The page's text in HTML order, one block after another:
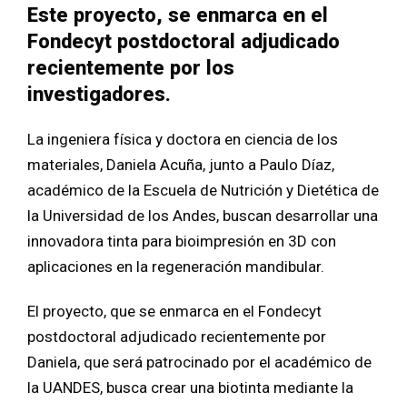
Este proyecto, se enmarca en el
Fondecyt postdoctoral adjudicado
recientemente por los
investigadores.
La ingeniera física y doctora en ciencia de los
materiales, Daniela Acuña, junto a Paulo Díaz,
académico de la Escuela de Nutrición y Dietética de
la Universidad de los Andes, buscan desarrollar una
innovadora tinta para bioimpresión en 3D con
aplicaciones en la regeneración mandibular.
El proyecto, que se enmarca en el Fondecyt
postdoctoral adjudicado recientemente por
Daniela, que será patrocinado por el académico de
la UANDES, busca crear una biotinta mediante la